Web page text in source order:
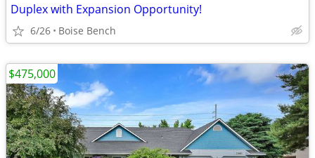
Duplex with Expansion Opportunity!
6/26 Boise Bench
$475,000